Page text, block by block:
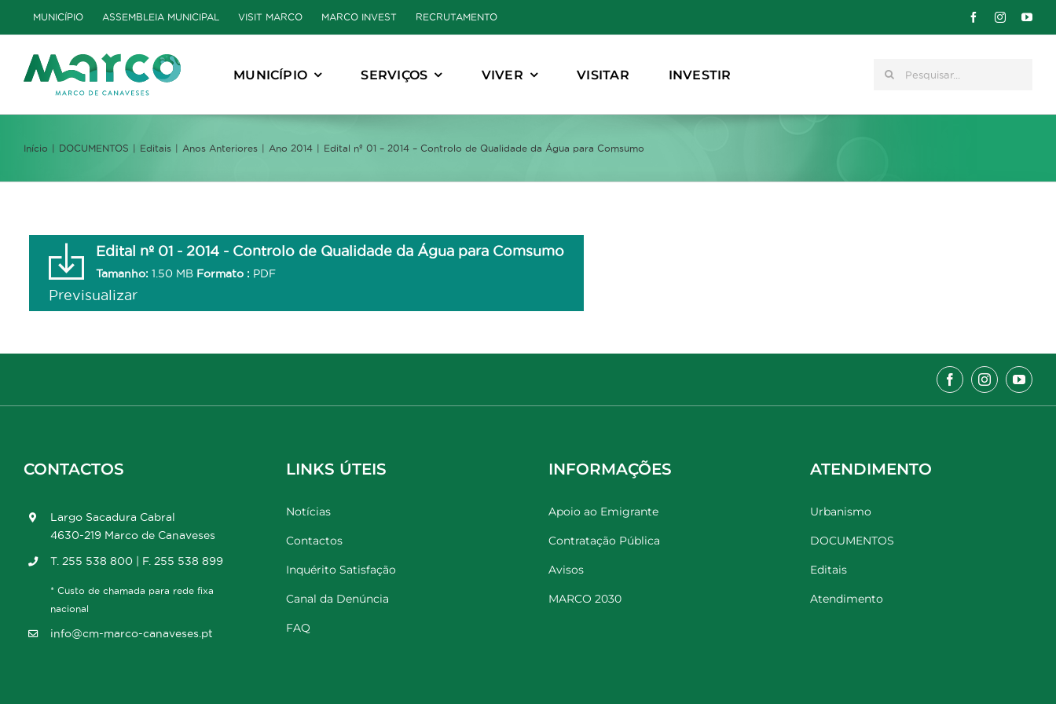
to
content
MUNICÍPIO ASSEMBLEIA MUNICIPAL VISIT MARCO MARCO INVEST RECRUTAMENTO
MUNICÍPIO SERVIÇOS VIVER VISITAR INVESTIR Pesquisar
Início DOCUMENTOS Editais Anos Anteriores Ano 2014 Edital nº 01 – 2014 – Controlo de Qualidade da Água para Comsumo
Edital nº 01 - 2014 - Controlo de Qualidade da Água para Comsumo
Tamanho: 1.50 MB Formato : PDF
Previsualizar
CONTACTOS
Largo Sacadura Cabral
4630-219 Marco de Canaveses
T. 255 538 800 | F. 255 538 899
* Custo de chamada para rede fixa
nacional
info@cm-marco-canaveses.pt
LINKS ÚTEIS
Notícias
Contactos
Inquérito Satisfação
Canal da Denúncia
FAQ
INFORMAÇÕES
Apoio ao Emigrante
Contratação Pública
Avisos
MARCO 2030
ATENDIMENTO
Urbanismo
DOCUMENTOS
Editais
Atendimento